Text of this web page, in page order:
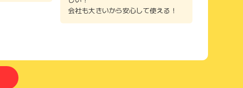
会社も大きいから安心して使える！